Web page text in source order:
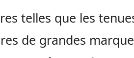
telles que les
de grandes